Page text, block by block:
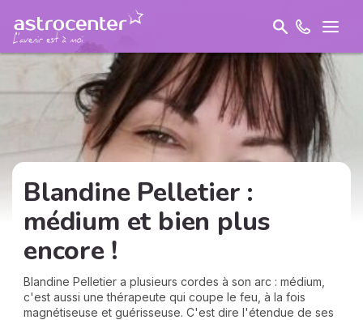
Blandine Pelletier :
médium et bien plus
encore !
Blandine Pelletier a plusieurs cordes à son arc : médium,
c'est aussi une thérapeute qui coupe le feu, à la fois
magnétiseuse et guérisseuse. C'est dire l'étendue de ses